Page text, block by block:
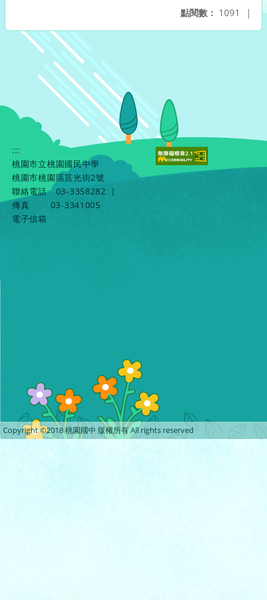
點閱數： 1091 |
:::
桃園市立桃園國民中學
桃園市桃園區莒光街2號
聯絡電話
03-3358282
|
傳真
03-3341005
電子信箱
Copyright ©2018 桃園國中 版權所有 All rights reserved